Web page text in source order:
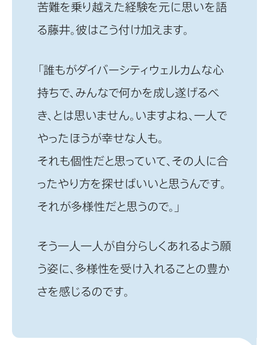
苦難を乗り越えた経験を元に思いを語
る藤井。彼はこう付け加えます。
「誰もがダイバーシティウェルカムな心
持ちで、みんなで何かを成し遂げるべ
き、とは思いません。いますよね、一人で
やったほうが幸せな人も。
それも個性だと思っていて、その人に合
ったやり方を探せばいいと思うんです。
それが多様性だと思うので。」
そう一人一人が自分らしくあれるよう願
う姿に、多様性を受け入れることの豊か
さを感じるのです。